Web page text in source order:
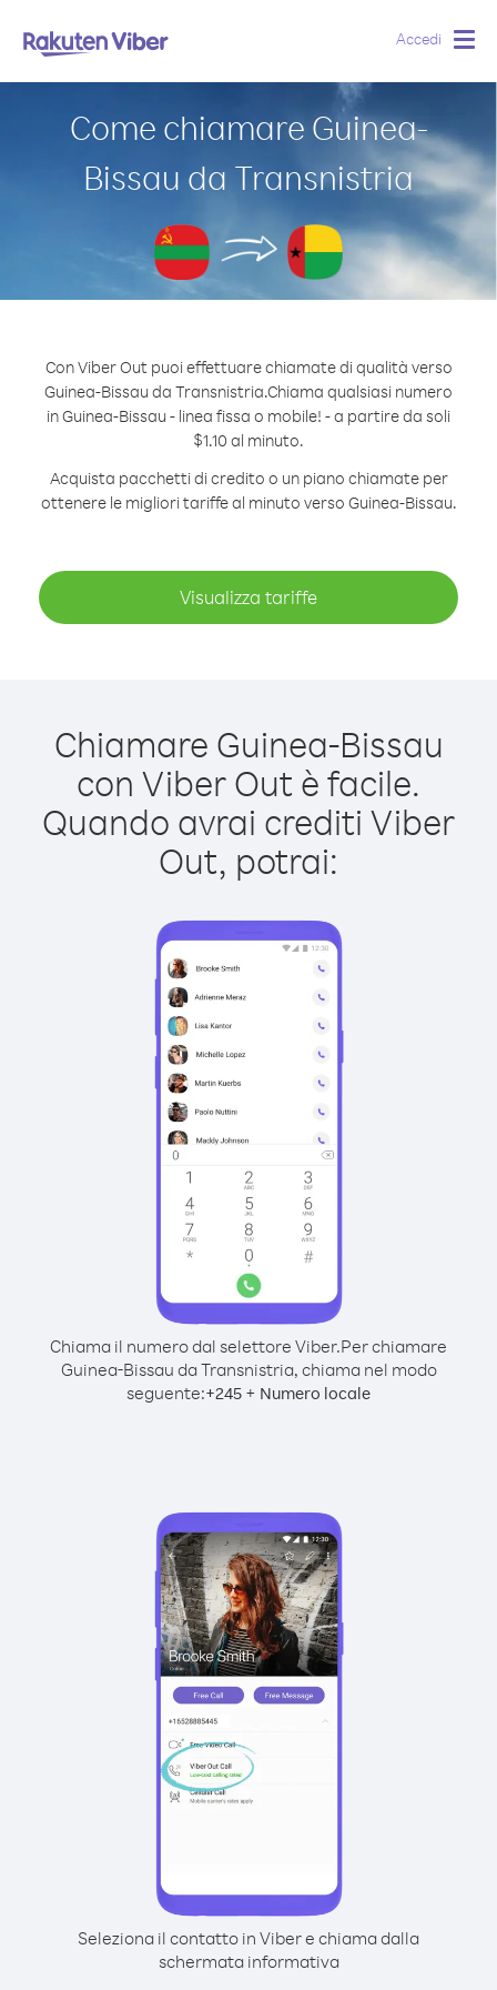
Accedi
Come chiamare Guinea-
Bissau da Transnistria
Con Viber Out puoi effettuare chiamate di qualità verso
Guinea-Bissau da Transnistria.Chiama qualsiasi numero
in Guinea-Bissau - linea fissa o mobile! - a partire da soli
$1.10 al minuto.
Acquista pacchetti di credito o un piano chiamate per
ottenere le migliori tariffe al minuto verso Guinea-Bissau.
Visualizza tariffe
Chiamare Guinea-Bissau
con Viber Out è facile.
Quando avrai crediti Viber
Out, potrai:
Chiama il numero dal selettore Viber.Per chiamare
Guinea-Bissau da Transnistria, chiama nel modo
seguente:+245 + Numero locale
Seleziona il contatto in Viber e chiama dalla
schermata informativa